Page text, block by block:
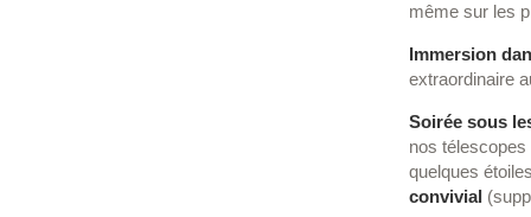
même sur les
Immersion
extraordinaire
Soirée sous
nos
quelques
convivial